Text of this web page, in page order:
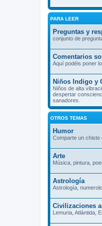
PARA LEER
Preguntas y
conjunto de
Comentarios
Aquí podéis poner
Niños Indigo y
Niños de alta
despertar
sanadores.
OTROS TEMAS
Humor
Comparte un chiste
Arte
Música, pintura,
Astrología
Astrología,
Civilizaciones
Lemuria, Atlántida,